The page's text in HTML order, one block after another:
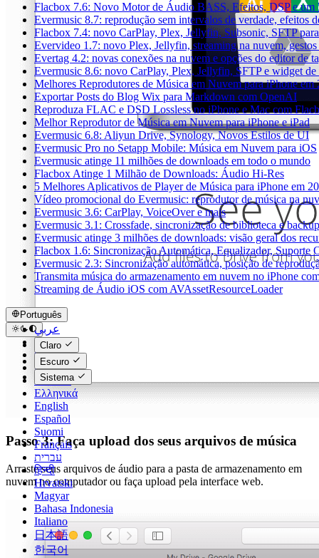
Flacbox 7.6: Novo Motor de Áudio BASS, Efeitos, DSP e
Evermusic 8.7: reprodução sem intervalos de verdade, efeitos
Flacbox 7.4: novo CarPlay, Plex, Jellyfin, Subsonic, SFTP
Evervideo 1.7: novo Plex, Jellyfin, streaming na nuvem,
Evertag 4.2: novas conexões na nuvem e opções do editor de
Evermusic 8.6: novo CarPlay, Plex, Jellyfin, SFTP e widget de
Melhores Reprodutores de Música em Nuvem para iPhone em
Exportar Posts do Blog Wix para Markdown com OpenAI
Reproduza FLAC e DSD Lossless no iPhone e Mac com
Melhor Reprodutor de Música em Nuvem para iPhone e iPad
Evermusic 6.8: Aliyun Drive, Synology, Novos Estilos de UI
Evermusic Pro no Setapp Mobile: Música em Nuvem para iOS
Evermusic atinge 11 milhões de downloads em todo o mundo
Flacbox Atinge 1 Milhão de Downloads: Áudio Hi-Res
5 Melhores Aplicativos de Player de Música para iPhone em
Vídeo promocional do Evermusic: reprodutor de música na
Evermusic 3.6: CarPlay, VoiceOver e mais
Evermusic 3.1: Crossfade, sincronização de biblioteca e backup
Evermusic atinge 3 milhões de downloads: visão geral dos
Flacbox 1.6: Sincronização Automática, Equalizador, Suporte
Evermusic 2.3: Sincronização automática, posição de
Transmita música do armazenamento em nuvem no iPhone
Streaming de Áudio iOS com AVAssetResourceLoader
Português
عربي
Català
Čeština
Dansk
Deutsch
Ελληνικά
English
Español
Suomi
Français
עברית
हिन्दी
Hrvatski
Magyar
Bahasa Indonesia
Italiano
日本語
한국어
Claro
Escuro
Sistema
Passo 3: Faça upload dos seus arquivos de música
Arraste seus arquivos de áudio para a pasta de armazenamento em
nuvem no computador ou faça upload pela interface web.